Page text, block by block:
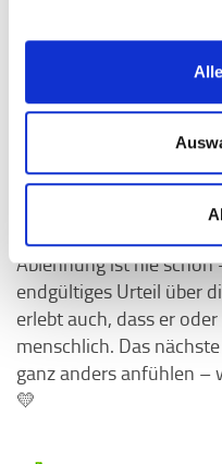
Freundschaften oder
selbstbewusster wirst.
nichts für jeden, aber
trotzdem einmal
Ablehnung ist nie schön
endgültiges Urteil über
erlebt auch, dass er
menschlich. Das
ganz anders anfühlen –
💛